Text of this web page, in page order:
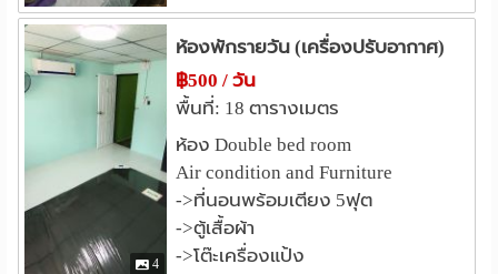
-การเดินทาง สะดวกรถประจำทาง และท่าเรือตากสิน
ห้องพัก รายวัน มีเฟอร์นิเจอร์
ห้องแอร์+TV+เตียงและที่นอน 5 ฟุต วันละ 500 บาท
เทสโก้โลตัส(พระราม3) 2.8 กม.
เซ็นทรัล สีลมคอมเพล็กซ์ 3.0 กม.
โรงพยาบาล
รพ.เซนต์หลุยส์
รพ.กรุงเทพคริสเตียน 2.7 กม.
รพ.สมิติเวช ธนบุรี 3.1 กม.
รพ.จุฬาลงกรณ์ 3.3 กม.
รพ.กรุงเทพไชน่าทาวน์ 3.3 กม.
4
ห้องพักรายวัน (เครื่องปรับอากาศ)
฿500 / วัน
พื้นที่: 18 ตารางเมตร
ห้อง Double bed room
Air condition and Furniture
->ที่นอนพร้อมเตียง 5ฟุต
->ตู้เสื้อผ้า
->โต๊ะเครื่องแป้ง